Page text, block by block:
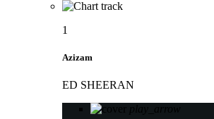
1
Azizam
ED SHEERAN
play_arrow